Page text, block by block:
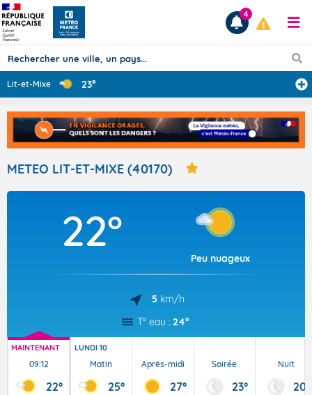
Prévisions
TOUS LES RÉSULTATS
Articles
4
Lit-et-Mixe 23°
METEO LIT-ET-MIXE (40170)
22°
Peu nuageux
5 km/h
T° eau : 24°
MAINTENANT
09:12
22°
LUNDI 10
Matin
25°
Après-midi
27°
Soirée
23°
Nuit
20°